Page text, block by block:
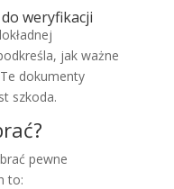
weryfikacji
jak ważne
dokumenty
szkoda.
pewne
to: